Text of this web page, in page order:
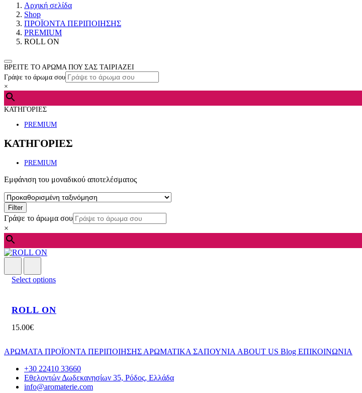
Αρχική σελίδα
Shop
ΠΡΟΪΟΝΤΑ ΠΕΡΙΠΟΙΗΣΗΣ
PREMIUM
ROLL ON
ΒΡΕΙΤΕ ΤΟ ΑΡΩΜΑ ΠΟΥ ΣΑΣ ΤΑΙΡΙΑΖΕΙ
Γράψε το άρωμα σου
×
ΚΑΤΗΓΟΡΙΕΣ
PREMIUM
ΚΑΤΗΓΟΡΙΕΣ
PREMIUM
Εμφάνιση του μοναδικού αποτελέσματος
Filter
Γράψε το άρωμα σου
×
Select options
ROLL ON
15.00€
ΑΡΩΜΑΤΑ ΠΡΟΪΟΝΤΑ ΠΕΡΙΠΟΙΗΣΗΣ ΑΡΩΜΑΤΙΚΑ ΣΑΠΟΥΝΙΑ ABOUT US Blog ΕΠΙΚΟΙΝΩΝΙΑ
+30 22410 33660
Εθελοντών Δωδεκανησίων 35, Ρόδος, Ελλάδα
info@aromaterie.com